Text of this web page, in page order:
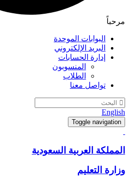
مرحباً
البوابات الموحدة
البريد الإلكتروني
إدارة الحسابات
المنسوبون
الطلاب
تواصل معنا
English
Toggle navigation
المملكة العربية السعودية
وزارة التعليم